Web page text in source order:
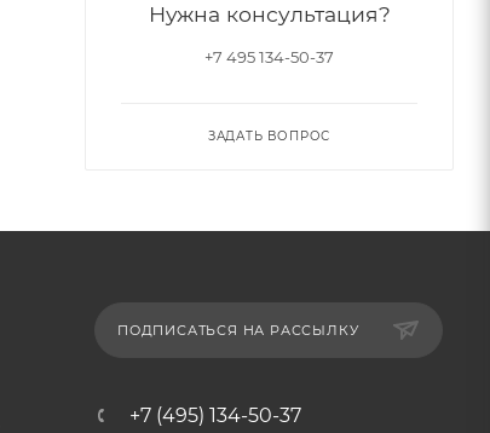
Нужна консультация?
+7 495 134-50-37
ЗАДАТЬ ВОПРОС
ПОДПИСАТЬСЯ НА РАССЫЛКУ
+7 (495) 134-50-37